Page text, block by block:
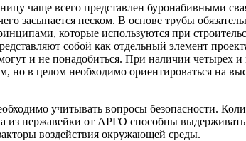
чаще всего представлен буронабивными
засыпается песком. В основе трубы
которые используются при
собой как отдельный элемент
и не понадобиться. При наличии четырех
но в целом необходимо ориентироваться на
учитывать вопросы безопасности.
из нержавейки от АРГО способны
воздействия окружающей среды.